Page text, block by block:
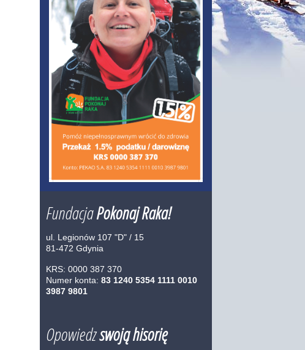
FundacjaPokonaj Raka!
ul. Legionów 107 "D" / 15
81-472 Gdynia
KRS: 0000 387 370
Numer konta:83 1240 5354 1111 0010
3987 9801
Opowiedzswoją hisorię